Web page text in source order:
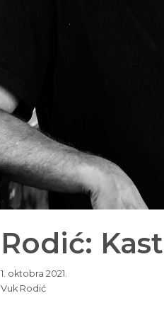
Rodić:
1. oktobra 2021.
Vuk Rodić